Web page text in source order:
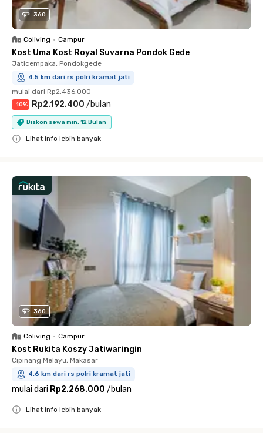
360
Coliving • Campur
Kost Uma Kost Royal Suvarna Pondok Gede
Jaticempaka, Pondokgede
4.5 km dari rs polri kramat jati
mulai dari Rp2.436.000
-10% Rp2.192.400 /bulan
Diskon sewa min. 12 Bulan
Lihat info lebih banyak
360
Coliving • Campur
Kost Rukita Koszy Jatiwaringin
Cipinang Melayu, Makasar
4.6 km dari rs polri kramat jati
mulai dari Rp2.268.000 /bulan
Lihat info lebih banyak